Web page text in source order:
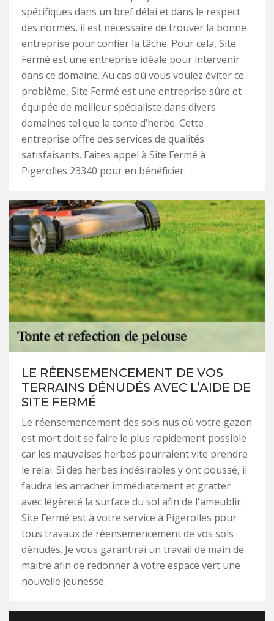
spécifiques dans un bref délai et dans le respect
des normes, il est nécessaire de trouver la bonne
entreprise pour confier la tâche. Pour cela, Site
Fermé est une entreprise idéale pour intervenir
dans ce domaine. Au cas où vous voulez éviter ce
problème, Site Fermé est une entreprise sûre et
équipée de meilleur spécialiste dans divers
domaines tel que la tonte d’herbe. Cette
entreprise offre des services de qualités
satisfaisants. Faites appel à Site Fermé à
Pigerolles 23340 pour en bénéficier.
LE RÉENSEMENCEMENT DE VOS
TERRAINS DÉNUDÉS AVEC L’AIDE DE
SITE FERMÉ
Le réensemencement des sols nus où votre gazon
est mort doit se faire le plus rapidement possible
car les mauvaises herbes pourraient vite prendre
le relai. Si des herbes indésirables y ont poussé, il
faudra les arracher immédiatement et gratter
avec légèreté la surface du sol afin de l'ameublir.
Site Fermé est à votre service à Pigerolles pour
tous travaux de réensemencement de vos sols
dénudés. Je vous garantirai un travail de main de
maitre afin de redonner à votre espace vert une
nouvelle jeunesse.